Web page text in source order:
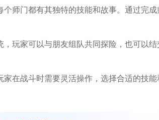
师门都有其独特的技能和故事。通过完
玩家可以与朋友组队共同探险，也可以
在战斗时需要灵活操作，选择合适的技